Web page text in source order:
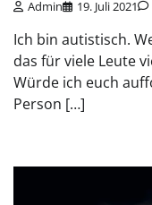
Admin 19. Juli 2021
Ich bin autistisch.
das für viele Leute
Würde ich euch
Person […]